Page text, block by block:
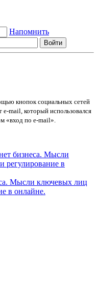
Напомнить
кнопок социальных сетей
mail, который использовался
«вход по e-mail».
Мысли ключевых лиц
в онлайне.